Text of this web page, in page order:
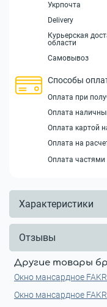
Укрпочта
Delivery
Курьерская
области
Самовывоз
Способы
Оплата при
Оплата
Оплата картой
Оплата на
Оплата частями
Характеристики
Отзывы
Другие товары
Окно мансардное
Окно мансардное